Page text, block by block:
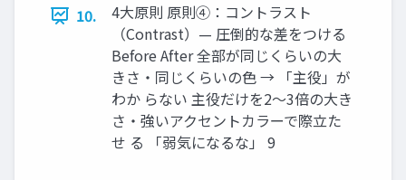
10.
4大原則 原則④：コントラスト
（Contrast）— 圧倒的な差をつける
Before After 全部が同じくらいの大
きさ・同じくらいの色 → 「主役」が
わか らない 主役だけを2〜3倍の大き
さ・強いアクセントカラーで際立た
せ る 「弱気になるな」 9